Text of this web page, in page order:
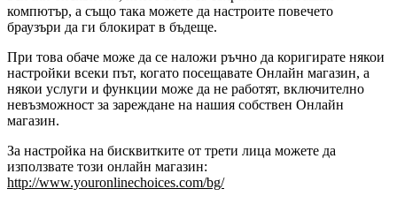
компютър, а също така можете да настроите повечето
браузъри да ги блокират в бъдеще.
При това обаче може да се наложи ръчно да коригирате някои
настройки всеки път, когато посещавате Онлайн магазин, а
някои услуги и функции може да не работят, включително
невъзможност за зареждане на нашия собствен Онлайн
магазин.
За настройка на бисквитките от трети лица можете да
използвате този онлайн магазин:
http://www.youronlinechoices.com/bg/